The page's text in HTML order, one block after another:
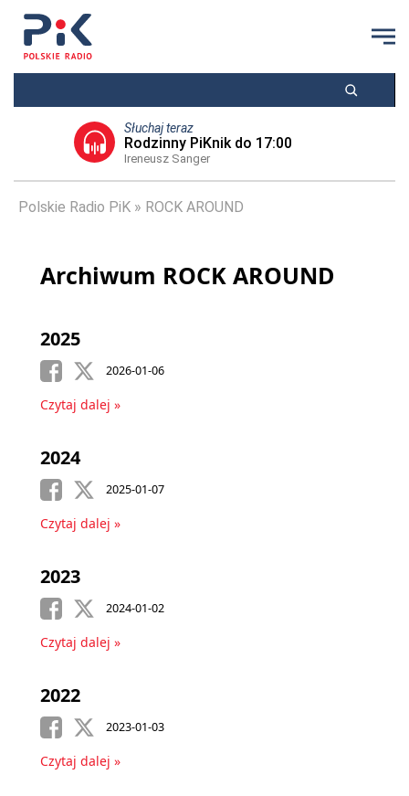
Słuchaj teraz
Rodzinny PiKnik do 17:00
Ireneusz Sanger
Polskie Radio PiK ROCK AROUND
Archiwum ROCK AROUND
2025
2026-01-06
Czytaj dalej »
2024
2025-01-07
Czytaj dalej »
2023
2024-01-02
Czytaj dalej »
2022
2023-01-03
Czytaj dalej »